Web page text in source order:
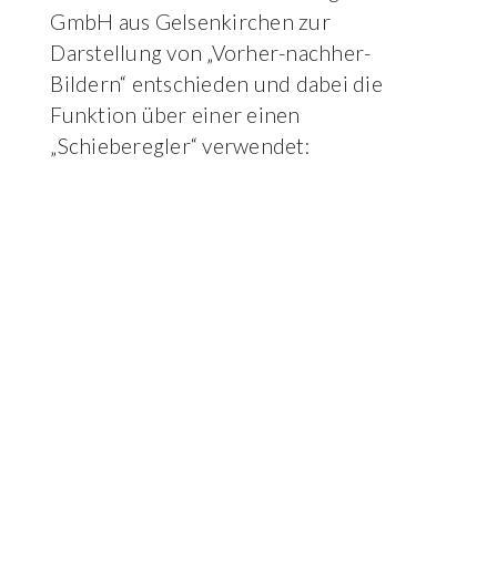
GmbH aus Gelsenkirchen zur
Darstellung von „Vorher-nachher-
Bildern“ entschieden und dabei die
Funktion über einer einen
„Schieberegler“ verwendet: